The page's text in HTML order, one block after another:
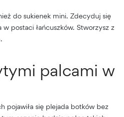
do sukienek mini. Zdecyduj się
postaci łańcuszków. Stworzysz z
palcami w
pojawiła się plejada botków bez